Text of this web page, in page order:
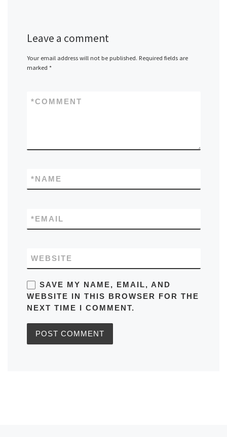
Leave a comment
Your email address will not be published. Required fields are
marked *
COMMENT
*
NAME
*
EMAIL
*
WEBSITE
SAVE MY NAME, EMAIL, AND
WEBSITE IN THIS BROWSER FOR THE
NEXT TIME I COMMENT.